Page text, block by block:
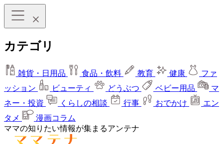
カテゴリ
雑貨・日用品 食品・飲料 教育 健康
ファ
ッション
ビューティ どうぶつ ベビー用品
マ
ネー・投資
くらしの相談 行事 おでかけ
エン
タメ
漫画コラム
ママの知りたい情報が集まるアンテナ